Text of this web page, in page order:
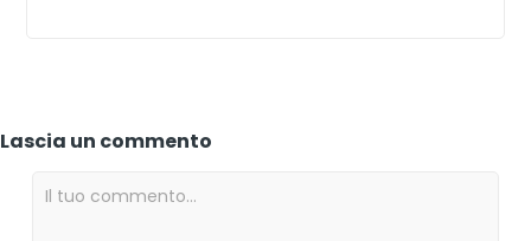
Lascia un commento